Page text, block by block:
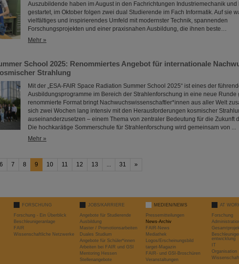
Auszubildende haben im August in den Fachrichtungen Industriemechanik und
gestartet, im Oktober folgen zwei dual Studierende im Fach Informatik. Auf sie
vielfältiges und inspirierendes Umfeld mit modernster Technik, spannenden
Forschungsprojekten und einer praxisnahen Ausbildung, die ihnen beste…
Mehr »
School 2025: Renommiertes Angebot für internationale
Strahlung
Mit der „ESA-FAIR Space Radiation Summer School 2025“ ist eines der
Ausbildungsprogramme im Bereich der Strahlenforschung in eine neue Runde
renommierte Format bringt Nachwuchswissenschaftler*innen aus aller Welt
sich zwei Wochen lang intensiv mit den Herausforderungen kosmischer
auseinanderzusetzen – einem Thema von zentraler Bedeutung für die Zukunft
Die hochkarätige Sommerschule für Strahlenforschung wird gemeinsam von ...
Mehr »
6 7 8 9 10 11 12 13 ... 31 »
FORSCHUNG
Forschung - Ein Überblick
Beschleunigeranlage
FAIR
Wissenschaftliche Netzwerke
JOBS/KARRIERE
Angebote für Studierende
Ausbildung
Master / Promotionsarbeiten
Duales Studium
Angebote für Schüler*innen
Arbeiten bei FAIR und GSI
Mentoring Hessen
Stellenangebote
MEDIEN/NEWS
Pressemitteilungen
News-Archiv
FAIR-News
Mediathek
Logos/Erscheinungsbild
target-Magazin
FAIR- und GSI-Broschüren
Veranstaltungen
AT
Forschung
entwicklung
IT
Organisation